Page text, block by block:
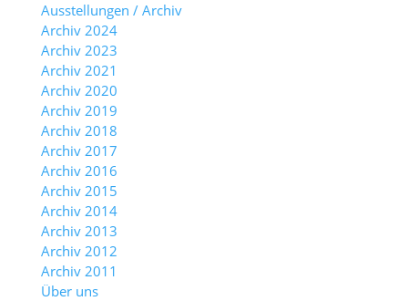
Ausstellungen / Archiv
Archiv 2024
Archiv 2023
Archiv 2021
Archiv 2020
Archiv 2019
Archiv 2018
Archiv 2017
Archiv 2016
Archiv 2015
Archiv 2014
Archiv 2013
Archiv 2012
Archiv 2011
Über uns